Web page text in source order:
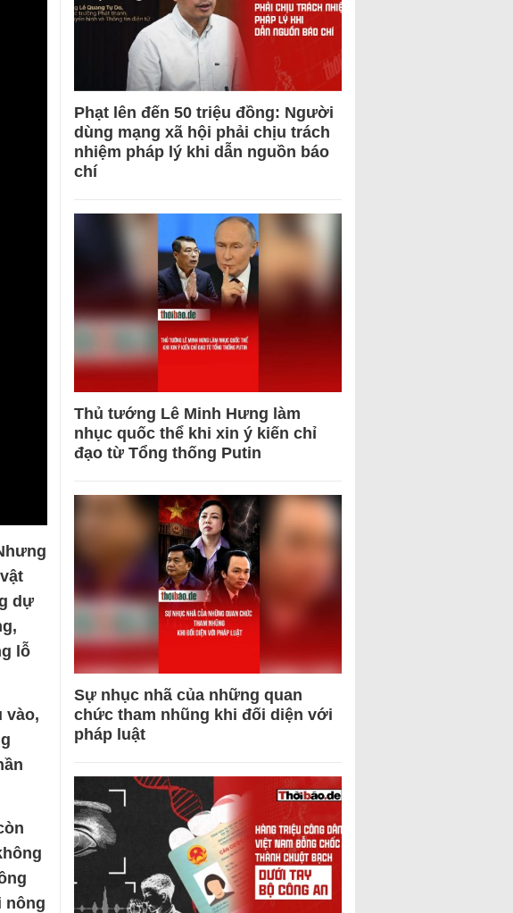
dự
lỗ
vào,
nông
Phạt lên đến 50 triệu đồng: Người
dùng mạng xã hội phải chịu trách
nhiệm pháp lý khi dẫn nguồn báo
chí
Thủ tướng Lê Minh Hưng làm
nhục quốc thể khi xin ý kiến chỉ
đạo từ Tổng thống Putin
Sự nhục nhã của những quan
chức tham nhũng khi đối diện với
pháp luật